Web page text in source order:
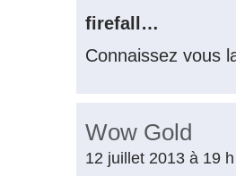
firefall…
Connaissez vous
Wow Gold
12 juillet 2013 à 19